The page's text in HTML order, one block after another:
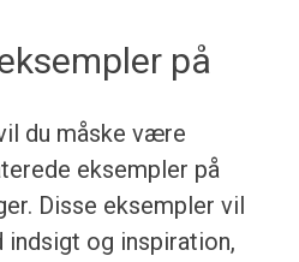
på
du måske være
eksempler på
Disse eksempler vil
og inspiration,